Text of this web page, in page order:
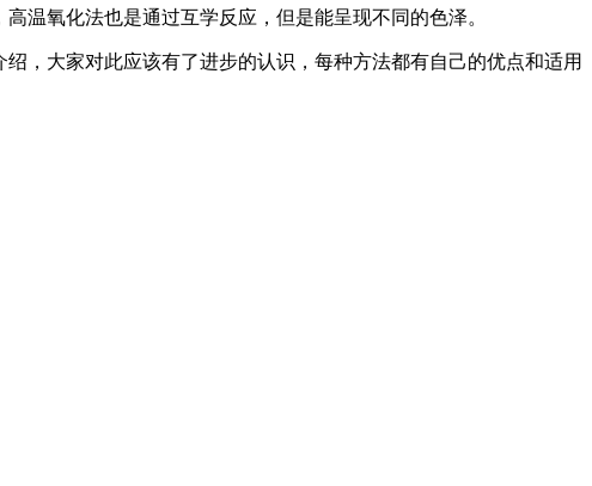
氧化法也是通过互学反应，但是能呈现不同的色泽。
大家对此应该有了进步的认识，每种方法都有自己的优点和适用